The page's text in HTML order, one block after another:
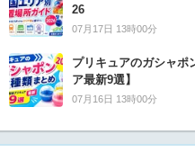
26
07月17日 13時00分
プリキュアのガシャポ
ア最新9選】
07月16日 13時00分